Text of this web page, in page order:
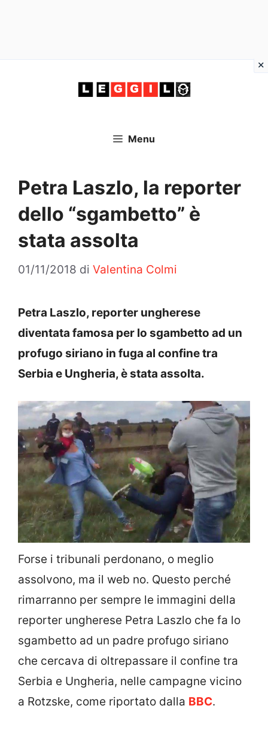
Menu
Petra Laszlo, la reporter
dello “sgambetto” è
stata assolta
01/11/2018 di Valentina Colmi
Petra Laszlo, reporter ungherese
diventata famosa per lo sgambetto ad un
profugo siriano in fuga al confine tra
Serbia e Ungheria, è stata assolta.
Forse i tribunali perdonano, o meglio
assolvono, ma il web no. Questo perché
rimarranno per sempre le immagini della
reporter ungherese Petra Laszlo che fa lo
sgambetto ad un padre profugo siriano
che cercava di oltrepassare il confine tra
Serbia e Ungheria, nelle campagne vicino
a Rotzske, come riportato dalla BBC.